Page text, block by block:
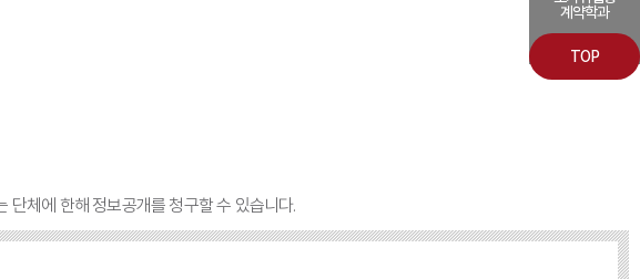
계약학과
TOP
단체에 한해 정보공개를 청구할 수 있습니다.